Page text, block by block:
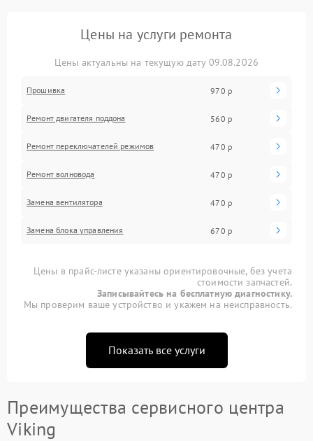
Цены на услуги ремонта
Цены актуальны на текущую дату 09.08.2026
Прошивка 970 р
Ремонт двигателя поддона 560 р
Ремонт переключателей режимов 470 р
Ремонт волновода 470 р
Замена вентилятора 470 р
Замена блока управления 670 р
Цены в прайс-листе указаны ориентировочные, без учета
стоимости запчастей.
Записывайтесь на бесплатную диагностику.
Мы проверим ваше устройство и укажем на неисправность.
Показать все услуги
Преимущества сервисного центра
Viking